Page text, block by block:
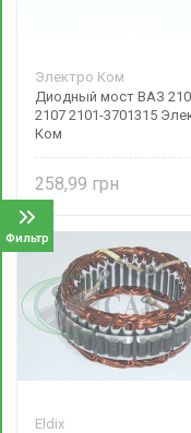
Фильтр
Электро Ком
Диодный мост ВАЗ
2107 2101-3701315
Ком
258,99
Eldix